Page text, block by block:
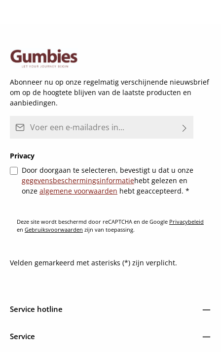
Abonneer nu op onze regelmatig verschijnende nieuwsbrief
om op de hoogtete blijven van de laatste producten en
aanbiedingen.
Privacy
Door doorgaan te selecteren, bevestigt u dat u onze
gegevensbeschermingsinformatiehebt gelezen en
onze algemene voorwaarden hebt geaccepteerd. *
Deze site wordt beschermd door reCAPTCHA en de Google Privacybeleid
en Gebruiksvoorwaarden zijn van toepassing.
Velden gemarkeerd met asterisks (*) zijn verplicht.
Service hotline
Service